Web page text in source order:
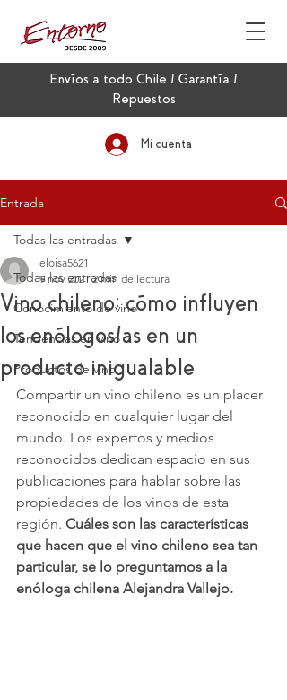
Envíos a todo Chile / Garantía /
Repuestos
Mi cuenta
Entrada
Todas las entradas
Conocimiento de vino
Tendencias en vino
Productos de vino
Todas las entradas
Vino chileno: cómo influyen
los enólogos/as en un
producto inigualable
eloisa5621
9 nov 2021 2 min de lectura
Compartir un vino chileno es un placer
reconocido en cualquier lugar del
mundo. Los expertos y medios
reconocidos dedican espacio en sus
publicaciones para hablar sobre las
propiedades de los vinos de esta
región. Cuáles son las características
que hacen que el vino chileno sea tan
particular, se lo preguntamos a la
enóloga chilena Alejandra Vallejo.